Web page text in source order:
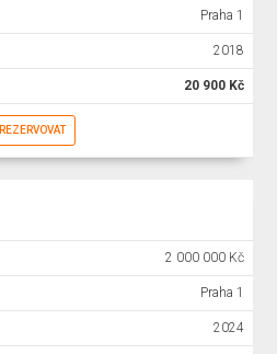
Praha 1
2018
20 900 Kč
REZERVOVAT
2 000 000 Kč
Praha 1
2024